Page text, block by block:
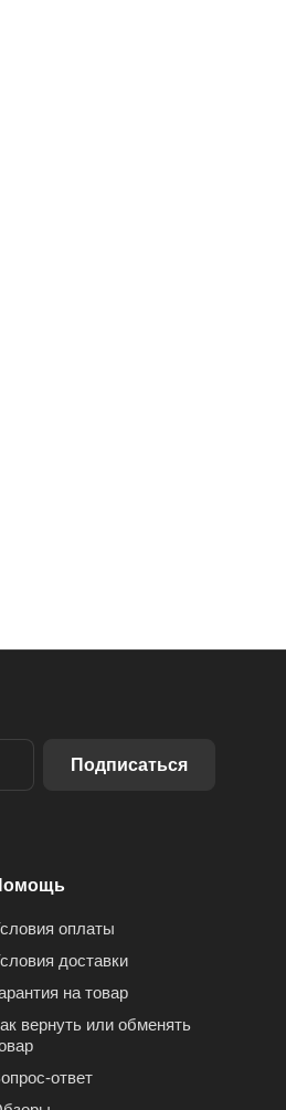
Подписаться
оплаты
доставки
на товар
вернуть или обменять
ответ